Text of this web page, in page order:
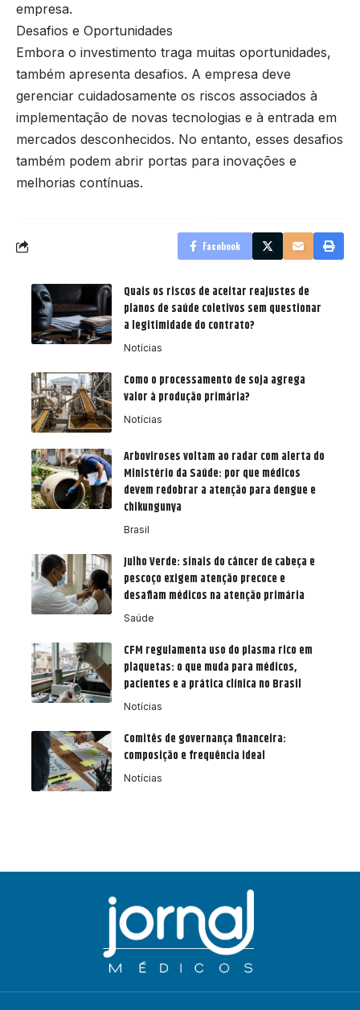
empresa.
Desafios e Oportunidades
Embora o investimento traga muitas oportunidades,
também apresenta desafios. A empresa deve
gerenciar cuidadosamente os riscos associados à
implementação de novas tecnologias e à entrada em
mercados desconhecidos. No entanto, esses desafios
também podem abrir portas para inovações e
melhorias contínuas.
Facebook
Quais os riscos de aceitar reajustes de
planos de saúde coletivos sem questionar
a legitimidade do contrato?
Notícias
Como o processamento de soja agrega
valor à produção primária?
Notícias
Arboviroses voltam ao radar com alerta do
Ministério da Saúde: por que médicos
devem redobrar a atenção para dengue e
chikungunya
Brasil
Julho Verde: sinais do câncer de cabeça e
pescoço exigem atenção precoce e
desafiam médicos na atenção primária
Saúde
CFM regulamenta uso do plasma rico em
plaquetas: o que muda para médicos,
pacientes e a prática clínica no Brasil
Notícias
Comitês de governança financeira:
composição e frequência ideal
Notícias